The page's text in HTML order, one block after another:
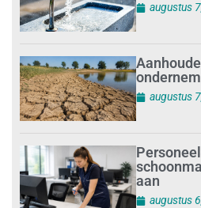
augustus
augustus
aan
augustus